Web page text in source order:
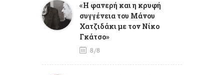
«Η φανερή και η κρυφή
συγγένεια του Μάνου
Χατζιδάκι με τον Νίκο
Γκάτσο»
8/8